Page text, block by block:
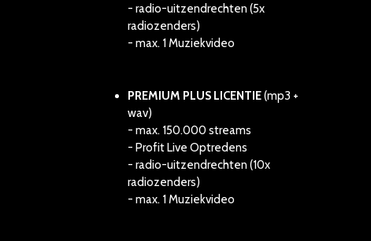
- radio-uitzendrechten (5x
radiozenders)
- max. 1 Muziekvideo
PREMIUM PLUS LICENTIE(mp3 +
wav)
- max. 150.000 streams
- Profit Live Optredens
- radio-uitzendrechten (10x
radiozenders)
- max. 1 Muziekvideo